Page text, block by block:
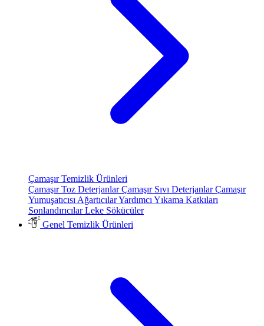
Çamaşır Temizlik Ürünleri
Çamaşır Toz DeterjanlarÇamaşır Sıvı DeterjanlarÇamaşır
Yumuşatıcısı AğartıcılarYardımcı Yıkama Katkıları
SonlandırıcılarLeke Sökücüler
Genel Temizlik Ürünleri